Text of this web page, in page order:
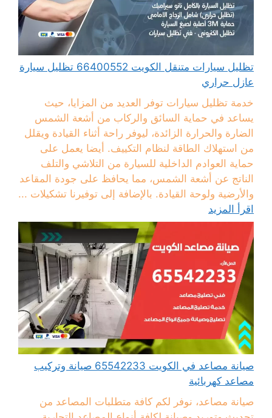
تظليل سيارات متنقل الكويت 66400552 تظليل سيارة
عازل حراري
خدمة تظليل سيارات توفر العديد من المزايا، حيث
يساعد في حماية السائق والركاب من أشعة الشمس
الضارة والحرارة الزائدة، ليوفر راحة أثناء القيادة ويقلل
من استهلاك الطاقة لنظام التكييف. أيضا يعمل على
حماية العوادم الداخلية للسيارة من التلاشي والتلف
الناتج عن أشعة الشمس، مما يحافظ على جودة المقاعد
والأرضية ولوحة القيادة. بالإضافة إلى توفيرنا تشكيلات ...
اقرأ المزيد
صيانة مصاعد في الكويت 65542233 صيانة وتركيب
مصاعد كهربائية
صيانة مصاعد، نوفر لكم كافة متطلبات المصاعد من